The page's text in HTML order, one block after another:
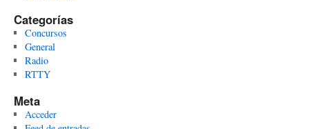
Categorías
Concursos
General
Radio
RTTY
Meta
Acceder